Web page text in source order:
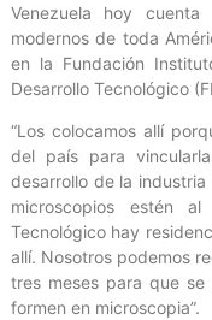
Venezuela hoy
modernos de toda
en la Fundación
Desarrollo Tecnológico
“Los colocamos allí
del país para
desarrollo de la
microscopios estén
Tecnológico hay
allí. Nosotros podemos
tres meses para que
formen en microscopia”.